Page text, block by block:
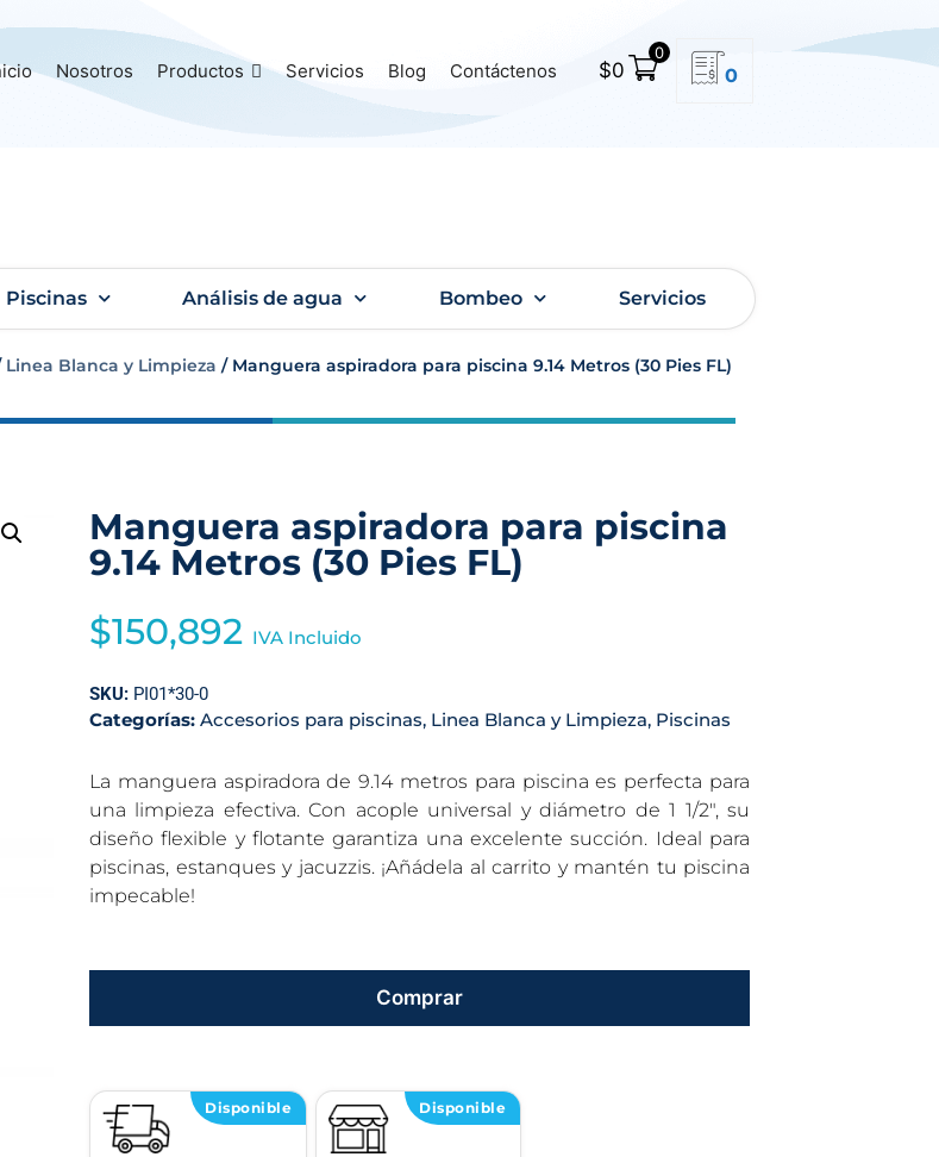
Nosotros Productos Servicios Blog Contáctenos $0
0
0
Piscinas Análisis de agua Bombeo Servicios
Linea Blanca y Limpieza / Manguera aspiradora para piscina 9.14 Metros (30 Pies FL)
Manguera aspiradora para piscina
9.14 Metros (30 Pies FL)
$150,892 IVA Incluido
SKU: PI01*30-0
Categorías: Accesorios para piscinas, Linea Blanca y Limpieza, Piscinas
La manguera aspiradora de 9.14 metros para piscina es perfecta para
una limpieza efectiva. Con acople universal y diámetro de 1 1/2″, su
diseño flexible y flotante garantiza una excelente succión. Ideal para
piscinas, estanques y jacuzzis. ¡Añádela al carrito y mantén tu piscina
impecable!
Comprar
Disponible Disponible